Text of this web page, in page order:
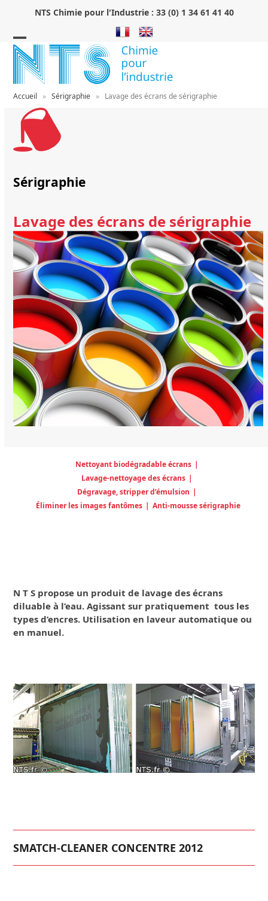
NTS Chimie pour l'Industrie : 33 (0) 1 34 61 41 40
Open
mobile
menu
Close
mobile
menu
Accueil » Sérigraphie » Lavage des écrans de sérigraphie
Sérigraphie
Lavage des écrans de sérigraphie
Nettoyant biodégradable écrans |
Lavage-nettoyage des écrans |
Dégravage, stripper d’émulsion |
Éliminer les images fantômes | Anti-mousse sérigraphie
N T S propose un produit de lavage des écrans
diluable à l’eau. Agissant sur pratiquement tous les
types d’encres. Utilisation en laveur automatique ou
en manuel.
SMATCH-CLEANER CONCENTRE 2012